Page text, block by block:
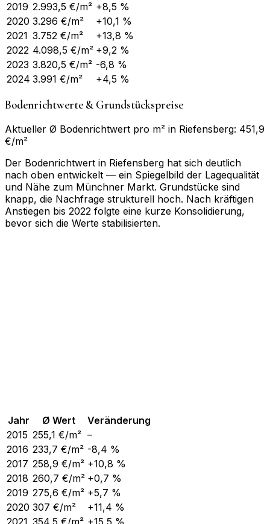
2019 2.993,5 €/m² +8,5 %
2020 3.296 €/m²
+10,1 %
2021 3.752 €/m²
+13,8 %
2022 4.098,5 €/m² +9,2 %
2023 3.820,5 €/m² -6,8 %
2024 3.991 €/m² +4,5 %
Bodenrichtwerte & Grundstückspreise
Aktueller Ø Bodenrichtwert pro m² in Riefensberg: 451,9
€/m²
Der Bodenrichtwert in Riefensberg hat sich deutlich
nach oben entwickelt — ein Spiegelbild der Lagequalität
und Nähe zum Münchner Markt. Grundstücke sind
knapp, die Nachfrage strukturell hoch. Nach kräftigen
Anstiegen bis 2022 folgte eine kurze Konsolidierung,
bevor sich die Werte stabilisierten.
Jahr Ø Wert
Veränderung
2015 255,1 €/m² –
2016 233,7 €/m² -8,4 %
2017 258,9 €/m² +10,8 %
2018 260,7 €/m² +0,7 %
2019 275,6 €/m² +5,7 %
2020 307 €/m²
+11,4 %
2021 354,5 €/m² +15,5 %